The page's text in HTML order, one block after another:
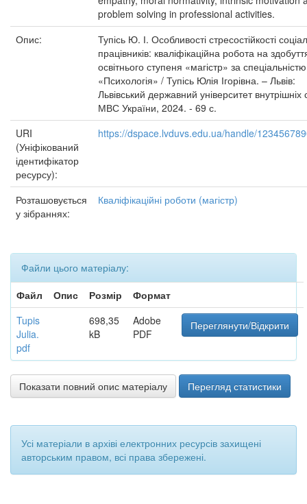
problem solving in professional activities.
Опис:
Тупісь Ю. І. Особливості стресостійкості
працівників: кваліфікаційна робота на
освітнього ступеня «магістр» за
«Психологія» / Тупісь Юлія Ігорівна. – Львів:
Львівський державний університет внутрішніх
МВС України, 2024. - 69 с.
URI
(Уніфікований
ідентифікатор
ресурсу):
https://dspace.lvduvs.edu.ua/handle/
Розташовується
у зібраннях:
Кваліфікаційні роботи (магістр)
Файли цього матеріалу:
Файл
Опис Розмір
Формат
Tupis
Julia.
pdf
698,35
kB
Adobe
PDF
Переглянути/Відкрити
Показати повний опис матеріалу Перегляд статистики
Усі матеріали в архіві електронних ресурсів захищені
авторським правом, всі права збережені.